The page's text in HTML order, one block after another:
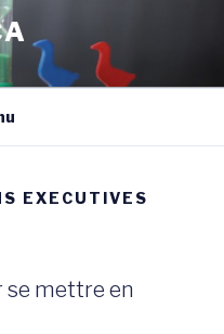
EXECUTIVES
mettre en